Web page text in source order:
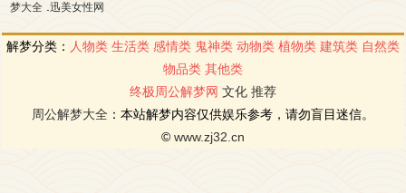
梦大全
迅美女性网
解梦分类： 人物类 生活类 感情类 鬼神类 动物类 植物类 建筑类 自然类
物品类 其他类
终极周公解梦网 文化 推荐
周公解梦大全 ：本站解梦内容仅供娱乐参考，请勿盲目迷信。
© www.zj32.cn